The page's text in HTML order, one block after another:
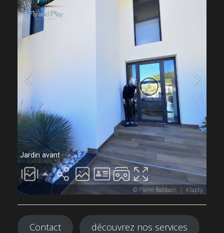
Contact découvrez nos services